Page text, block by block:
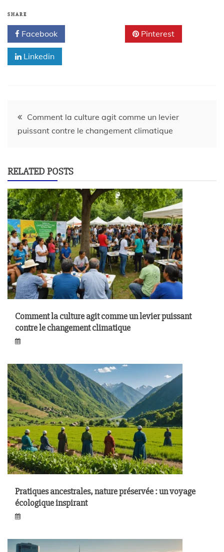
SHARE
Facebook Pinterest
Linkedin
Comment la culture agit comme un levier
puissant contre le changement climatique
RELATED POSTS
Comment la culture agit comme un levier puissant
contre le changement climatique
Pratiques ancestrales, nature préservée : un voyage
écologique inspirant